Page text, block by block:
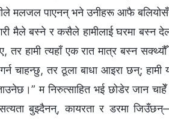
मलजल पाएनन् भने उनीहरू आफै
मैले बस्ने र कसैले हामीलाई घरमा बस्न
तर हामी त्यहाँ एक रात मात्र बस्न
चाहन्छु, तर ठूला बाधा आइरा छन्; हामी
म निरुत्साहित भई छोडेर जान
बुझ्दैनन्, कायरता र डरमा